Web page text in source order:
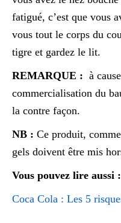
fatigué, c’est que vous
vous tout le corps du
tigre et gardez le lit.
REMARQUE : à
commercialisation du
la contre façon.
NB : Ce produit,
gels doivent être mis
Vous pouvez lire aussi :
Coca Cola : Les 5